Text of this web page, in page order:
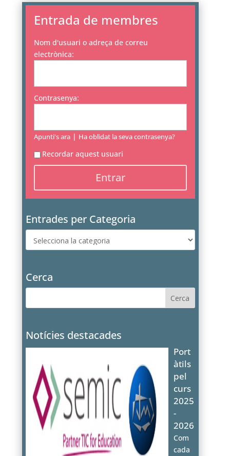
Entrada de membres
Nom d'usuari o adreça de correu
electrònica:
Contrasenya:
Apunti's ara | Ha oblidat la seva contrasenya?
Recordar aquest usuari
Entrades per Categoria
per
Cerca
Notícies destacades
Port
àtils
pel
curs
2025
-
2026
Com
cada